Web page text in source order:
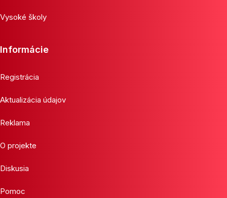
Vysoké školy
Informácie
Registrácia
Aktualizácia údajov
Reklama
O projekte
Diskusia
Pomoc